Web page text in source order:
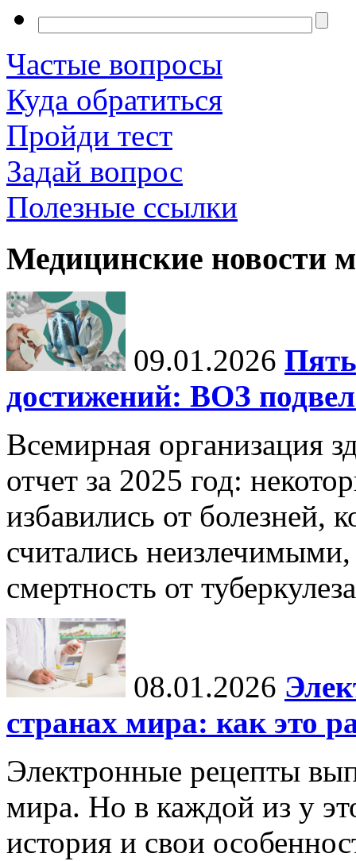
Частые вопросы
Куда обратиться
Пройди тест
Задай вопрос
Полезные ссылки
Медицинские новости
09.01.2026
достижений: ВОЗ
Всемирная организация
отчет за 2025 год:
избавились от болезней,
считались неизлечимыми,
смертность от
08.01.2026
странах мира: как это
Электронные рецепты
мира. Но в каждой из у
история и свои